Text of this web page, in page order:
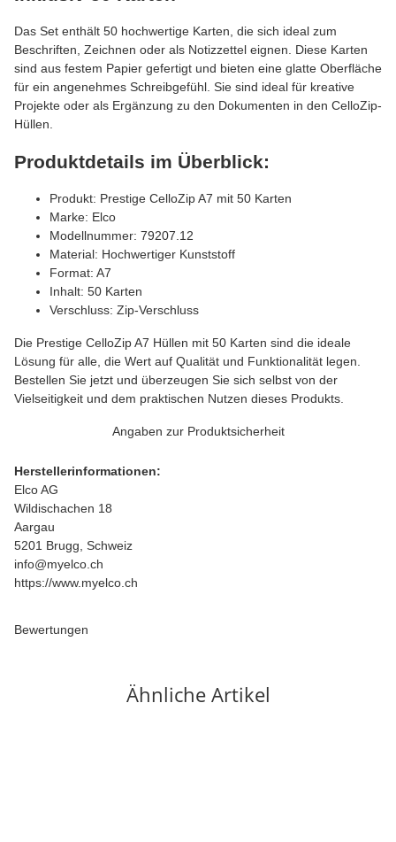
Das Set enthält 50 hochwertige Karten, die sich ideal zum
Beschriften, Zeichnen oder als Notizzettel eignen. Diese Karten
sind aus festem Papier gefertigt und bieten eine glatte Oberfläche
für ein angenehmes Schreibgefühl. Sie sind ideal für kreative
Projekte oder als Ergänzung zu den Dokumenten in den CelloZip-
Hüllen.
Produktdetails im Überblick:
Produkt: Prestige CelloZip A7 mit 50 Karten
Marke: Elco
Modellnummer: 79207.12
Material: Hochwertiger Kunststoff
Format: A7
Inhalt: 50 Karten
Verschluss: Zip-Verschluss
Die Prestige CelloZip A7 Hüllen mit 50 Karten sind die ideale
Lösung für alle, die Wert auf Qualität und Funktionalität legen.
Bestellen Sie jetzt und überzeugen Sie sich selbst von der
Vielseitigkeit und dem praktischen Nutzen dieses Produkts.
Angaben zur Produktsicherheit
Herstellerinformationen:
Elco AG
Wildischachen 18
Aargau
5201 Brugg, Schweiz
info@myelco.ch
https://www.myelco.ch
Bewertungen
Ähnliche Artikel